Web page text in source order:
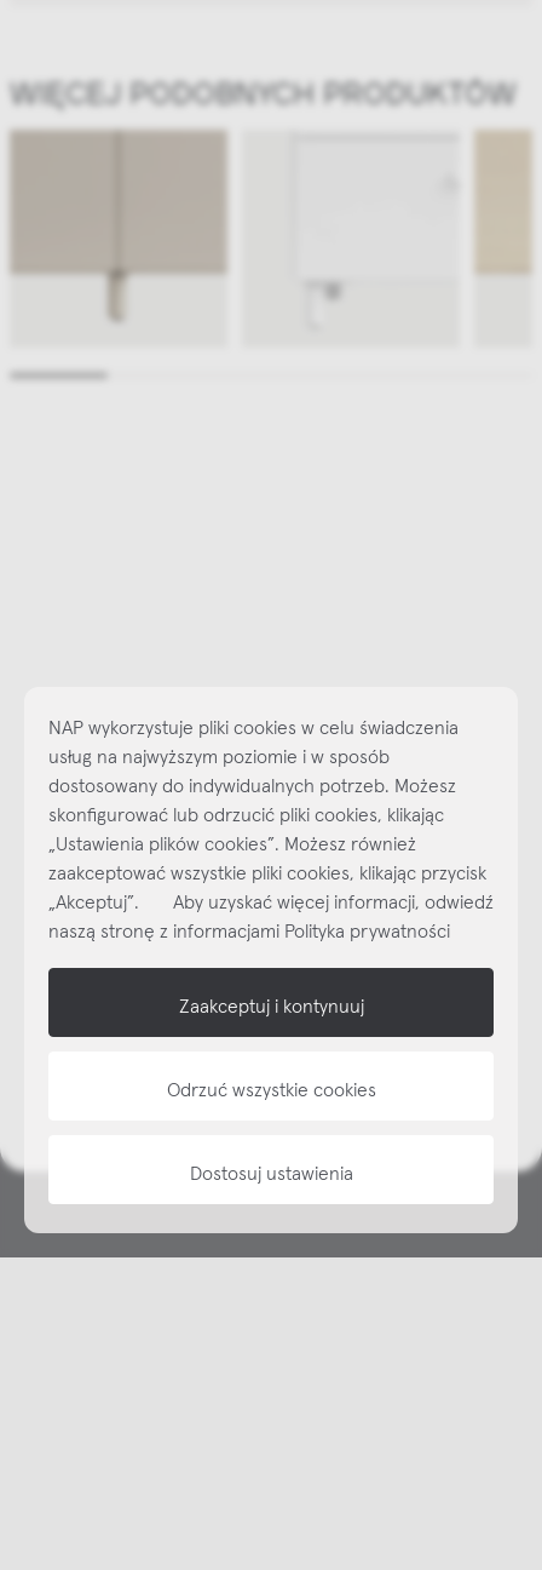
WIĘCEJ PODOBNYCH PRODUKTÓW
Najlepsze inspiracje i promocje na wyciągnięcie ręki, zapisz się już
dzisiaj do naszego cyklicznego newslettera!
SubskrybujNEWSLETTER
NAP wykorzystuje pliki cookies w celu świadczenia
usług na najwyższym poziomie i w sposób
dostosowany do indywidualnych potrzeb. Możesz
skonfigurować lub odrzucić pliki cookies, klikając
„Ustawienia plików cookies”. Możesz również
zaakceptować wszystkie pliki cookies, klikając przycisk
„Akceptuj”. Aby uzyskać więcej informacji, odwiedź
naszą stronę z informacjami Polityka prywatności
Zaakceptuj i kontynuuj
Odrzuć wszystkie cookies
Dostosuj ustawienia